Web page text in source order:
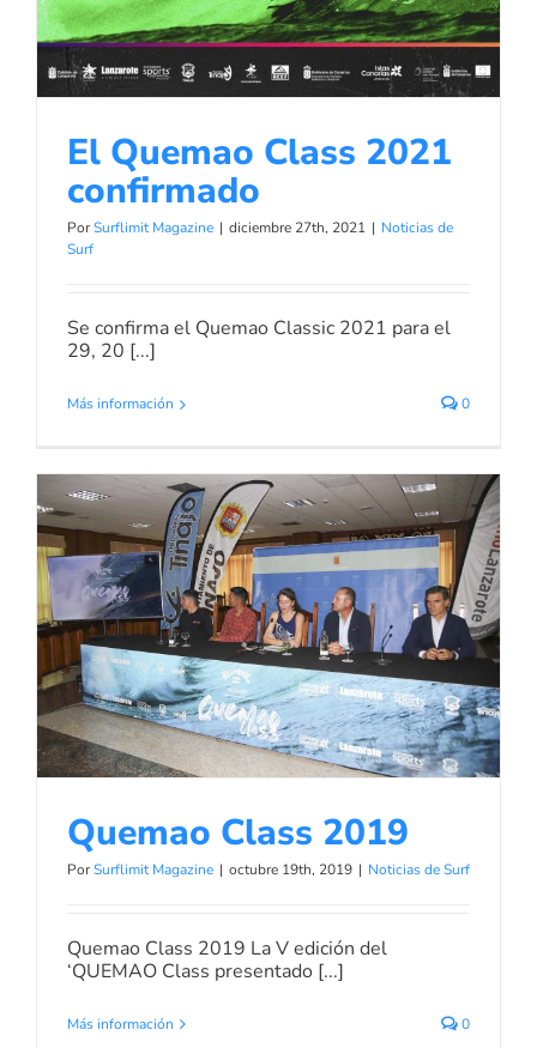
El Quemao Class 2021
confirmado
PorSurflimit Magazine | diciembre 27th, 2021 | Noticias de
Surf
Se confirma el Quemao Classic 2021 para el
29, 20 [...]
Más información 0
Quemao Class 2019
Noticias de Surf
Quemao Class 2019
PorSurflimit Magazine | octubre 19th, 2019 | Noticias de Surf
Quemao Class 2019 La V edición del
‘QUEMAO Class presentado [...]
Más información 0